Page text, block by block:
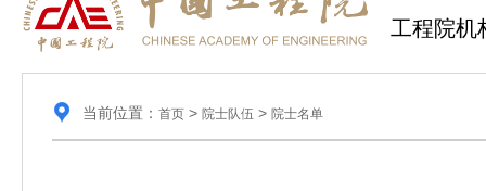
工程院机
当前位置： 首页> 院士队伍 > 院士名单